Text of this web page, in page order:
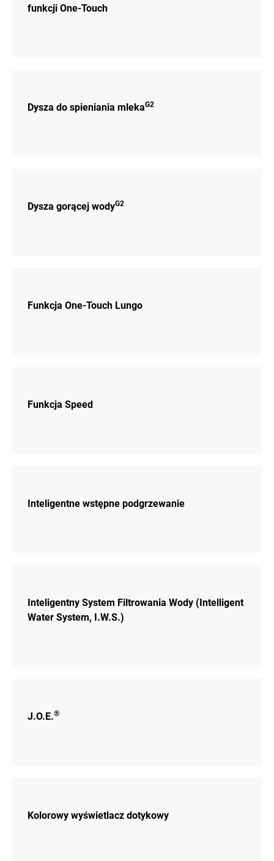
funkcji One-Touch
Dysza do spieniania mlekaG2
Dysza gorącej wodyG2
Funkcja One-Touch Lungo
Funkcja Speed
Inteligentne wstępne podgrzewanie
Inteligentny System Filtrowania Wody (Intelligent
Water System, I.W.S.)
J.O.E.®
Kolorowy wyświetlacz dotykowy